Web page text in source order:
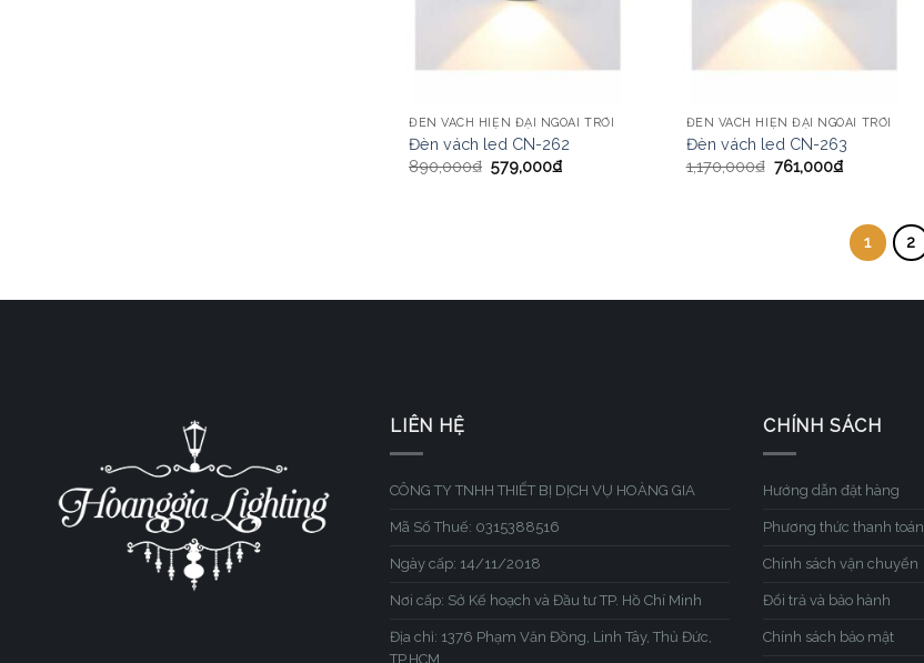
ĐÈN VÁCH HIỆN ĐẠI NGOÀI TRỜI
Đèn vách led CN-262
890,000₫ 579,000₫
ĐÈN VÁCH HIỆN ĐẠI NGOÀI TRỜI
Đèn vách led CN-263
1,170,000₫ 761,000₫
1 2
LIÊN HỆ
CÔNG TY TNHH THIẾT BỊ DỊCH VỤ HOÀNG GIA
Mã Số Thuế: 0315388516
Ngày cấp: 14/11/2018
Nơi cấp: Sở Kế hoạch và Đầu tư TP. Hồ Chí Minh
Địa chỉ: 1376 Phạm Văn Đồng, Linh Tây, Thủ Đức,
TP.HCM
CHÍNH SÁCH
Hướng dẫn đặt hàng
Phương thức thanh toán
Chính sách vận chuyển
Đổi trả và bảo hành
Chính sách bảo mật